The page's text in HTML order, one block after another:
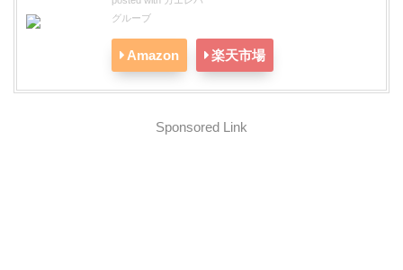
HOMEI コンパクトジェルライト
posted withカエレバ